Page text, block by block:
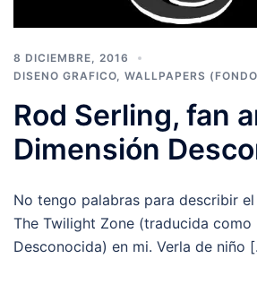
8 DICIEMBRE, 2016
DISENO GRAFICO WALLPAPERS
Rod Serling, fan
Dimensión
No tengo palabras para describir
The Twilight Zone (traducida como
Desconocida) en mi. Verla de niño